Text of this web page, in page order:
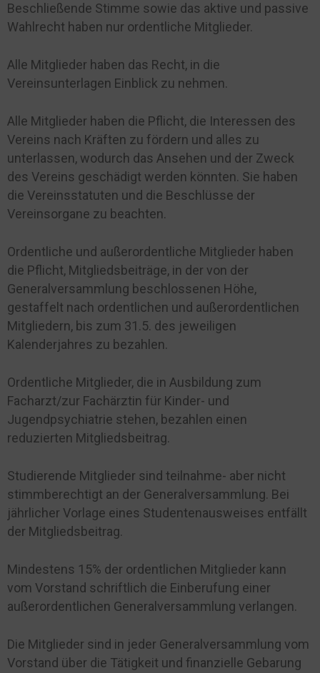
Beschließende Stimme sowie das aktive und passive
Wahlrecht haben nur ordentliche Mitglieder.
Alle Mitglieder haben das Recht, in die
Vereinsunterlagen Einblick zu nehmen.
Alle Mitglieder haben die Pflicht, die Interessen des
Vereins nach Kräften zu fördern und alles zu
unterlassen, wodurch das Ansehen und der Zweck
des Vereins geschädigt werden könnten. Sie haben
die Vereinsstatuten und die Beschlüsse der
Vereinsorgane zu beachten.
Ordentliche und außerordentliche Mitglieder haben
die Pflicht, Mitgliedsbeiträge, in der von der
Generalversammlung beschlossenen Höhe,
gestaffelt nach ordentlichen und außerordentlichen
Mitgliedern, bis zum 31.5. des jeweiligen
Kalenderjahres zu bezahlen.
Ordentliche Mitglieder, die in Ausbildung zum
Facharzt/zur Fachärztin für Kinder- und
Jugendpsychiatrie stehen, bezahlen einen
reduzierten Mitgliedsbeitrag.
Studierende Mitglieder sind teilnahme- aber nicht
stimmberechtigt an der Generalversammlung. Bei
jährlicher Vorlage eines Studentenausweises entfällt
der Mitgliedsbeitrag.
Mindestens 15% der ordentlichen Mitglieder kann
vom Vorstand schriftlich die Einberufung einer
außerordentlichen Generalversammlung verlangen.
Die Mitglieder sind in jeder Generalversammlung vom
Vorstand über die Tätigkeit und finanzielle Gebarung